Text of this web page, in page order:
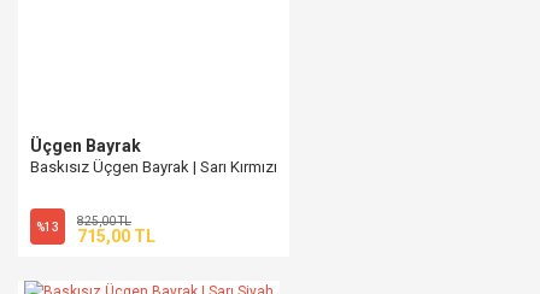
Üçgen Bayrak
Baskısız Üçgen Bayrak | Sarı Kırmızı
%13 825,00 TL
715,00 TL